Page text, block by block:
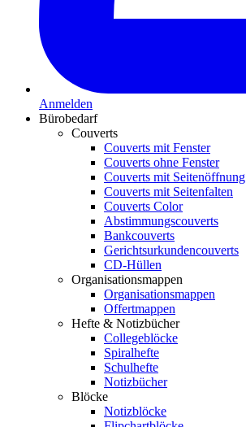
Anmelden
Bürobedarf
Couverts
Couverts mit Fenster
Couverts ohne Fenster
Couverts mit Seitenöffnung
Couverts mit Seitenfalten
Couverts Color
Abstimmungscouverts
Bankcouverts
Gerichtsurkundencouverts
CD-Hüllen
Organisationsmappen
Organisationsmappen
Offertmappen
Hefte & Notizbücher
Collegeblöcke
Spiralhefte
Schulhefte
Notizbücher
Blöcke
Notizblöcke